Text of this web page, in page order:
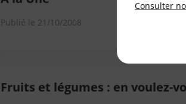
Publié le 21/10/2008
Fruits et légumes : en voulez-
Consulter